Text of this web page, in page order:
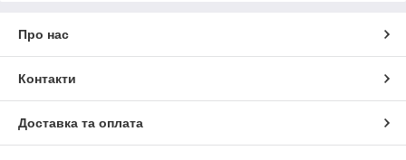
Про нас
Контакти
Доставка та оплата